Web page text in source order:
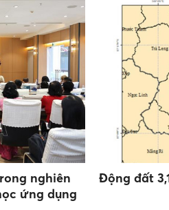
nghiên
ứng dụng
Động đất